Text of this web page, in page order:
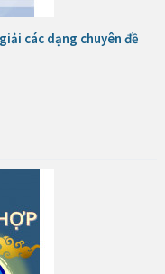
các dạng chuyên đề